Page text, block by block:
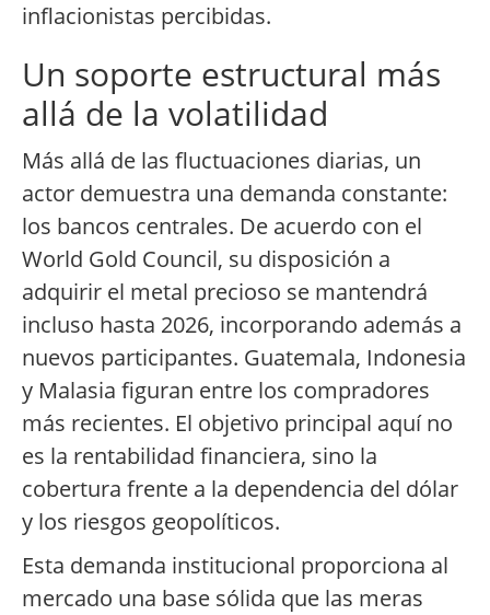
inflacionistas percibidas.
Un soporte estructural más
allá de la volatilidad
Más allá de las fluctuaciones diarias, un
actor demuestra una demanda constante:
los bancos centrales. De acuerdo con el
World Gold Council, su disposición a
adquirir el metal precioso se mantendrá
incluso hasta 2026, incorporando además a
nuevos participantes. Guatemala, Indonesia
y Malasia figuran entre los compradores
más recientes. El objetivo principal aquí no
es la rentabilidad financiera, sino la
cobertura frente a la dependencia del dólar
y los riesgos geopolíticos.
Esta demanda institucional proporciona al
mercado una base sólida que las meras